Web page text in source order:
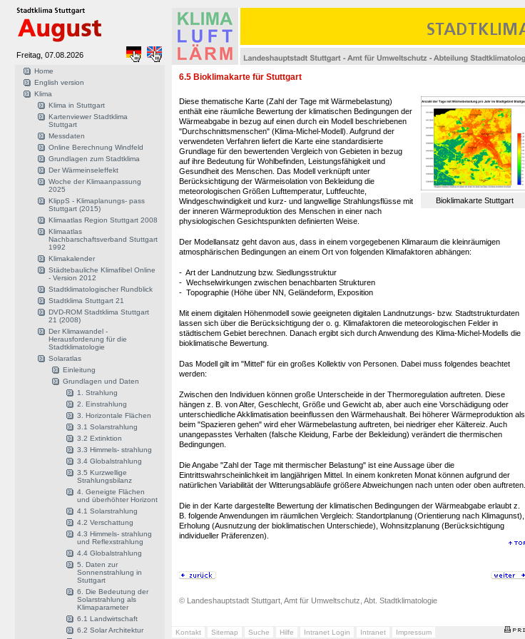
Freitag, 07.08.2026
Home
English version
Klima
Klima in Stuttgart
Kartenviewer Stadtklima
Stuttgart
Messdaten
Online Berechnung Windfeld
Grundlagen zum Stadtklima
Der Wärmeinseleffekt
Woche der Klimaanpassung
2025
KlippS - Klimaplanungs- pass
Stuttgart (2015)
Klimaatlas Region Stuttgart 2008
Klimaatlas
Nachbarschaftsverband Stuttgart
1992
Klimakalender
Städtebauliche Klimafibel Online
- Version 2012
Stadtklimatologischer Rundblick
Stadtklima Stuttgart 21
DVD-ROM Stadtklima Stuttgart
21 (2008)
Der Klimawandel -
Herausforderung für die
Stadtklimatologie
Solaratlas
Einleitung
Grundlagen und Daten
1. Strahlung
2. Einstrahlung
3. Horizontale Flächen
3.1 Solarstrahlung
3.2 Extinktion
3.3 Himmels- strahlung
3.4 Globalstrahlung
3.5 Kurzwellige
Strahlungsbilanz
4. Geneigte Flächen
und überhöhter Horizont
4.1 Solarstrahlung
4.2 Verschattung
4.3 Himmels- strahlung
und Reflexstrahlung
4.4 Globalstrahlung
5. Daten zur
Sonnenstrahlung in
Stuttgart
6. Die Bedeutung der
Solarstrahlung als
Klimaparameter
6.1 Landwirtschaft
6.2 Solar Architektur
6.5 Bioklimakarte für Stuttgart
Bioklimakarte Stuttgart
Diese thematische Karte (Zahl der Tage mit Wärmebelastung)
enthält eine räumliche Bewertung der klimatischen Bedingungen der
Wärmeabgabe in bezug auf einen durch ein Modell beschriebenen
"Durchschnittsmenschen" (Klima-Michel-Modell). Aufgrund der
verwendeten Verfahren liefert die Karte eine standardisierte
Grundlage für den bewertenden Vergleich von Gebieten in bezug
auf ihre Bedeutung für Wohlbefinden, Leistungsfähigkeit und
Gesundheit des Menschen. Das Modell verknüpft unter
Berücksichtigung der Wärmeisolation von Bekleidung die
meteorologischen Größen Lufttemperatur, Luftfeuchte,
Windgeschwindigkeit und kurz- und langwellige Strahlungsflüsse mit
der inneren Wärmeproduktion des Menschen in einer nach
physiologischen Gesichtspunkten definierten Weise.
Der Modellansatz geht davon aus, dass in einem vorgegebenen Klimaraum die kleinräumigen
atmosphärischen Bedingungen an einem Ort von folgenden Klimafaktoren abhängen:
- Art der Landnutzung bzw. Siedlungsstruktur
- Wechselwirkungen zwischen benachbarten Strukturen
- Topographie (Höhe über NN, Geländeform, Exposition
Mit einem digitalen Höhenmodell sowie geeigneten digitalen Landnutzungs- bzw. Stadtstrukturdaten
lassen sich über die Berücksichtigung der o. g. Klimafaktoren die meteorologischen Felder in
städtischem Gebiet berechnen. Danach ergibt sich durch Anwendung des Klima-Michel-Modells die
bioklimatische Bewertung.
Das Modell gilt im "Mittel" für ein großes Kollektiv von Personen. Dabei muss folgendes beachtet
werden:
Zwischen den Individuen können große Unterscheide in der Thermoregulation auftreten. Diese
hängen z. B. von Alter, Geschlecht, Größe und Gewicht ab, aber auch eine Vorschädigung oder
unterschiedliche Akklimatisation beeinflussen den Wärmehaushalt. Bei höherer Wärmeproduktion als
beim "Spazieren gehen" wird eher Wärmebelastung auftreten, bei niedriger eher Kältereiz. Auch
unangepasstes Verhalten (falsche Kleidung, Farbe der Bekleidung) verändert die thermischen
Bedingungen.
Die Angabe "Zahl der Tage mit thermischer Belastung" ist eine Aussage über die
Eintrittswahrscheinlichkeit im langjährigen Mittel. In einem konkreten Monat können aufgrund der
natürlichen Variabilität der Witterungsabläufe größere Abweichungen nach unten oder oben auftreten.
Die in der Karte dargestellte Bewertung der klimatischen Bedingungen der Wärmeabgabe erlaubt z.
B. folgende Anwendungen im räumlichen Vergleich: Standortplanung (Orientierung nach Klimagunst),
Erholung (Ausnutzung der bioklimatischen Unterschiede), Wohnsitzplanung (Berücksichtigung
individueller Präferenzen).
© Landeshauptstadt Stuttgart, Amt für Umweltschutz, Abt. Stadtklimatologie
Kontakt Sitemap Suche Hilfe Intranet Login Intranet Impressum